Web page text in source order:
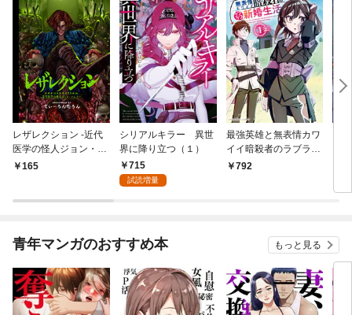
レザレクション -近代
医学の怪人ジョン・ハ
ンター- 連載版 第1話
165
シリアルキラー 異世
界に降り立つ（１）
715
試読増量
最強英雄と無表情カワ
イイ暗殺者のラブラブ
新婚生活 １巻
792
青年マンガのおすすめ本 もっと見る